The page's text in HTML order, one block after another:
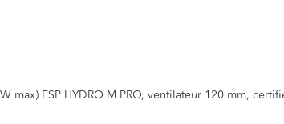
max) FSP HYDRO M PRO, ventilateur 120 mm,